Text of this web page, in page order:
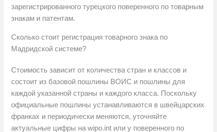
зарегистрированного турецкого поверенного по товарным
знакам и патентам.
Сколько стоит регистрация товарного знака по
Мадридской системе?
Стоимость зависит от количества стран и классов и
состоит из базовой пошлины ВОИС и пошлины для
каждой указанной страны и каждого класса. Поскольку
официальные пошлины устанавливаются в швейцарских
франках и периодически меняются, уточняйте
актуальные цифры на wipo.int или у поверенного по